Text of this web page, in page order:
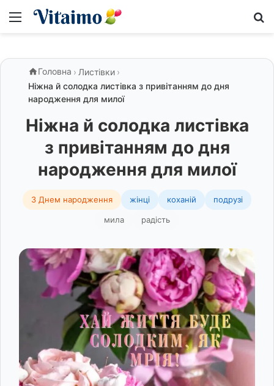
Меню
Головна › Листівки ›
Ніжна й солодка листівка з привітанням до дня
народження для милої
Ніжна й солодка листівка
з привітанням до дня
народження для милої
З Днем народження жінці коханій подрузі
мила радість